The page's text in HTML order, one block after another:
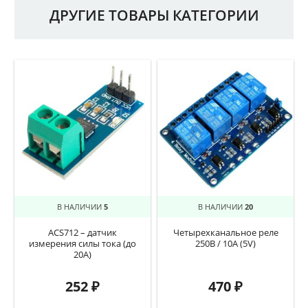
ДРУГИЕ ТОВАРЫ КАТЕГОРИИ
В НАЛИЧИИ 5
ACS712 – датчик
измерения силы тока (до
20А)
252₽
В НАЛИЧИИ 20
Четырехканальное реле
250В / 10А (5V)
470₽